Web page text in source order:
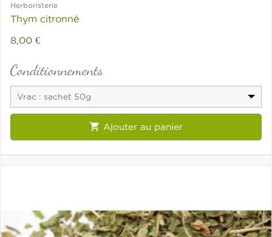
Herboristerie
Thym citronné
8,00 €
Conditionnements
Vrac : sachet 50g
 Ajouter au panier